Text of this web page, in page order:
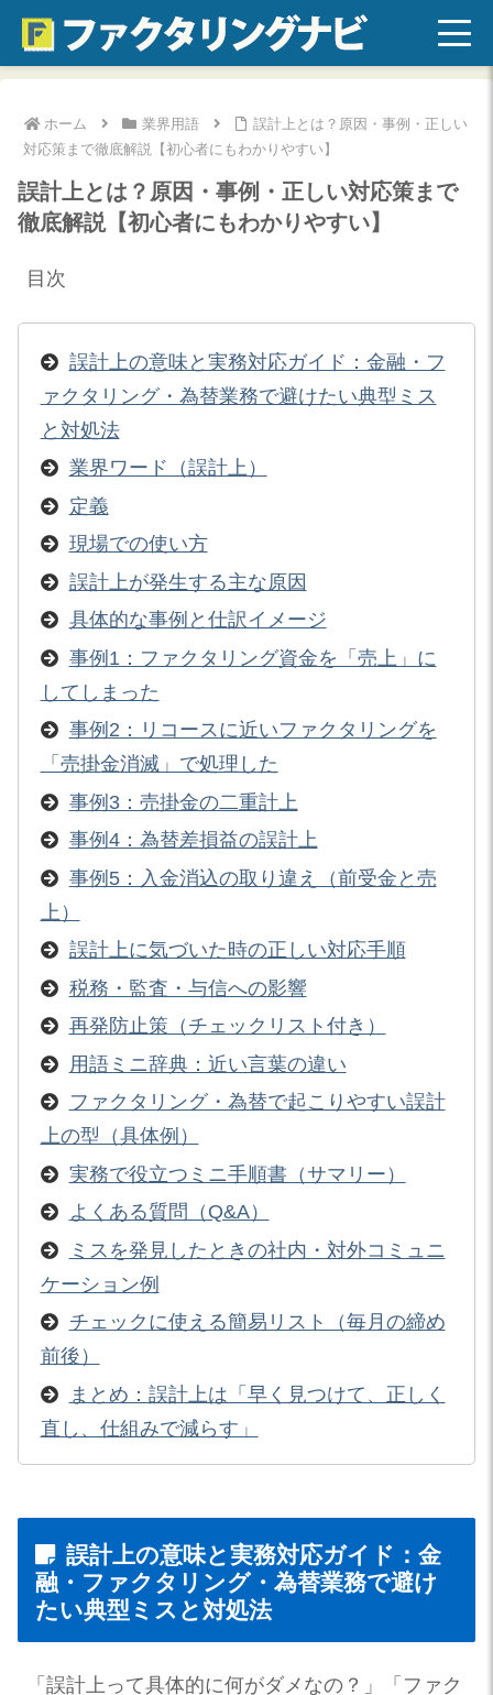
ホーム 業界用語
誤計上とは？原因・事例・正しい
対応策まで徹底解説【初心者にもわかりやすい】
誤計上とは？原因・事例・正しい対応策まで
徹底解説【初心者にもわかりやすい】
目次
誤計上の意味と実務対応ガイド：金融・フ
ァクタリング・為替業務で避けたい典型ミス
と対処法
業界ワード（誤計上）
定義
現場での使い方
誤計上が発生する主な原因
具体的な事例と仕訳イメージ
事例1：ファクタリング資金を「売上」に
してしまった
事例2：リコースに近いファクタリングを
「売掛金消滅」で処理した
事例3：売掛金の二重計上
事例4：為替差損益の誤計上
事例5：入金消込の取り違え（前受金と売
上）
誤計上に気づいた時の正しい対応手順
税務・監査・与信への影響
再発防止策（チェックリスト付き）
用語ミニ辞典：近い言葉の違い
ファクタリング・為替で起こりやすい誤計
上の型（具体例）
実務で役立つミニ手順書（サマリー）
よくある質問（Q&A）
ミスを発見したときの社内・対外コミュニ
ケーション例
チェックに使える簡易リスト（毎月の締め
前後）
まとめ：誤計上は「早く見つけて、正しく
直し、仕組みで減らす」
誤計上の意味と実務対応ガイド：金
融・ファクタリング・為替業務で避け
たい典型ミスと対処法
「誤計上って具体的に何がダメなの？」「ファク